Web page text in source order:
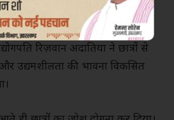
सोम ने कहा कि इस प्रकार के
रचनात्मकता और नवाचार को
रिज़वान अदातिया ने छात्रों से
उद्यमशीलता की भावना विकसित